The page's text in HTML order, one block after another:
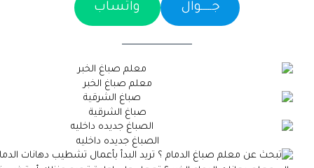
جـــــوال واتساب
معلم صباغ الخبر
صباغ الشرقية
الصباغ جديده داخليه